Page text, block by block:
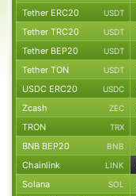
Tether ERC20 USDT
Tether TRC20 USDT
Tether BEP20 USDT
Tether TON USDT
USDC ERC20 USDC
Zcash ZEC
TRON TRX
BNB BEP20 BNB
Chainlink LINK
Solana SOL